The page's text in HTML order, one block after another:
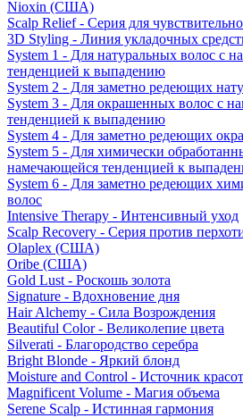
Nioxin (США)
Scalp Relief - Серия для
3D Styling - Линия укладочных
System 1 - Для натуральных волос с
тенденцией к выпадению
System 2 - Для заметно редеющих
System 3 - Для окрашенных волос с
тенденцией к выпадению
System 4 - Для заметно редеющих
System 5 - Для химически
намечающейся тенденцией к
System 6 - Для заметно редеющих
волос
Intensive Therapy - Интенсивный уход
Scalp Recovery - Серия против
Olaplex (США)
Oribe (США)
Gold Lust - Роскошь золота
Signature - Вдохновение дня
Hair Alchemy - Сила Возрождения
Beautiful Color - Великолепие цвета
Silverati - Благородство серебра
Bright Blonde - Яркий блонд
Moisture and Control - Источник
Magnificent Volume - Магия объема
Serene Scalp - Истинная гармония